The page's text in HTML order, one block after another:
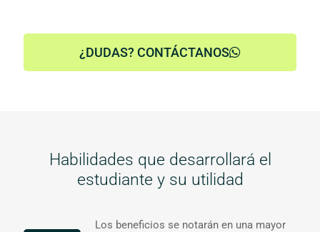
¿DUDAS? CONTÁCTANOS
Habilidades que desarrollará el
estudiante y su utilidad
Los beneficios se notarán en una mayor